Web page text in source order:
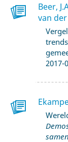
Beer,
van
2017-